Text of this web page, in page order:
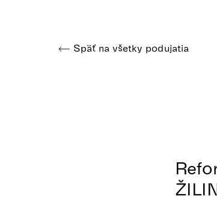
Späť na všetky podujatia